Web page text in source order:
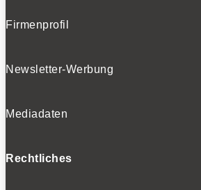
Firmenprofil
Newsletter-Werbung
Mediadaten
Rechtliches